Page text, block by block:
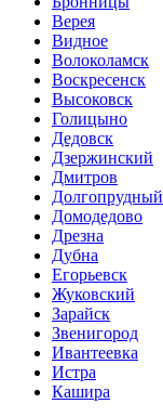
Верея
Видное
Волоколамск
Воскресенск
Высоковск
Голицыно
Дедовск
Дзержинский
Дмитров
Долгопрудный
Домодедово
Дрезна
Дубна
Егорьевск
Жуковский
Зарайск
Звенигород
Ивантеевка
Истра
Кашира